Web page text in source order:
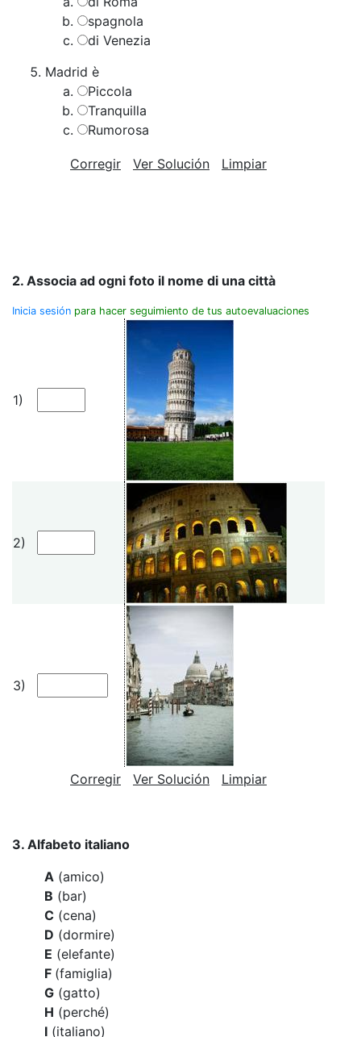
spagnola
di Venezia
Madrid è
Piccola
Tranquilla
Rumorosa
Corregir Ver Solución Limpiar
2. Associa ad ogni foto il nome di una città
Inicia sesión para hacer seguimiento de tus autoevaluaciones
1)
2)
3)
Corregir Ver Solución Limpiar
3. Alfabeto italiano
A (amico)
B (bar)
C (cena)
D (dormire)
E (elefante)
F (famiglia)
G (gatto)
H (perché)
I (italiano)